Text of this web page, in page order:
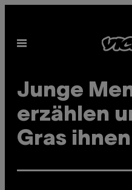
content
Open
Junge
erzählen
Gras